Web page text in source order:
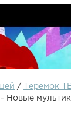
/ Теремок